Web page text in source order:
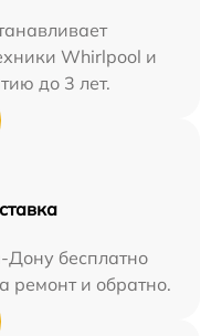
Whirlpool и
до 3 лет.
Дону бесплатно
ремонт и обратно.